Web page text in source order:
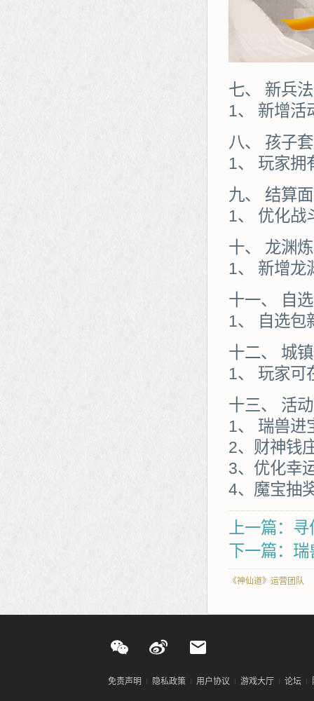
七、 新兵法
1、 新增活
八、 孩子
1、 玩家拥
九、 结算
1、 优化战
十、 龙渊
1、 新增龙
十一、 自
1、 自选包
十二、 城
1、 玩家可
十三、 活
1、 瑞兽进
2、财神钱
3、优化幸
4、魔宝抽
上一篇：
下一篇：
《神仙道》运营团队
免责声明 隐私政策 用户协议 游戏大厅 论坛